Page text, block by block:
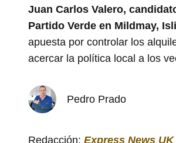
Juan Carlos Valero,
Partido Verde en Mildmay,
apuesta por controlar los
acercar la política local a los
Pedro Prado
Redacción: Express News UK